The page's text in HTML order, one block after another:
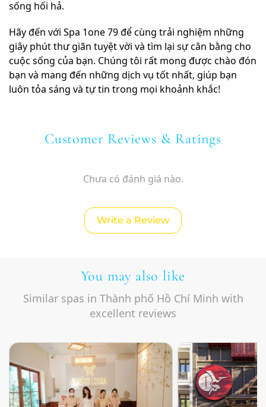
sống hối hả.
Hãy đến với Spa 1one 79 để cùng trải nghiệm những
giây phút thư giãn tuyệt vời và tìm lại sự cân bằng cho
cuộc sống của bạn. Chúng tôi rất mong được chào đón
bạn và mang đến những dịch vụ tốt nhất, giúp bạn
luôn tỏa sáng và tự tin trong mọi khoảnh khắc!
Customer Reviews & Ratings
Chưa có đánh giá nào.
Write a Review
You may also like
Similar spas in Thành phố Hồ Chí Minh with
excellent reviews